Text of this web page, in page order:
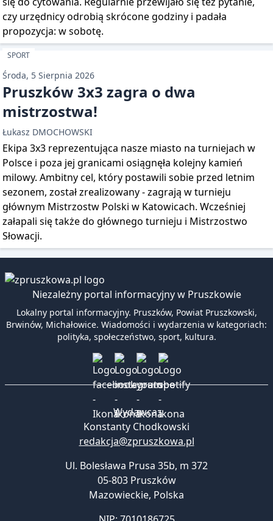
czy urzędnicy odrobią skrócone godziny i padała
propozycja: w sobotę.
SPORT
Środa, 5 Sierpnia 2026
Pruszków 3x3 zagra o dwa
mistrzostwa!
Łukasz DMOCHOWSKI
Ekipa 3x3 reprezentująca nasze miasto na turniejach w
Polsce i poza jej granicami osiągnęła kolejny kamień
milowy. Ambitny cel, który postawili sobie przed letnim
sezonem, został zrealizowany - zagrają w turnieju
głównym Mistrzostw Polski w Katowicach. Wcześniej
załapali się także do głównego turnieju i Mistrzostwo
Słowacji.
Niezależny portal informacyjny w Pruszkowie
Lokalny portal informacyjny. Pruszków, Powiat Pruszkowski,
Brwinów, Michałowice. Wiadomości i wydarzenia w kategoriach:
polityka, społeczeństwo, sport, kultura.
Wydawca:
Konstanty Chodkowski
redakcja@zpruszkowa.pl
Ul. Bolesława Prusa 35b, m 372
05-803 Pruszków
Mazowieckie, Polska